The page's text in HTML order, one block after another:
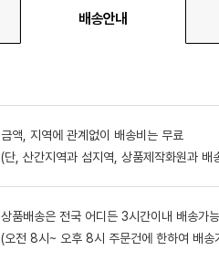
배송안내
금액, 지역에 관계없이 배송비는 무료
(단, 산간지역과 섬지역, 상품제작화원과
상품배송은 전국 어디든 3시간이내 배송가능
(오전 8시~ 오후 8시 주문건에 한하여 배